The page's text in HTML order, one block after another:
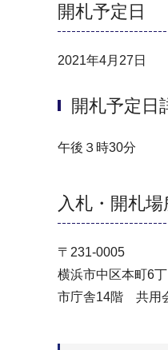
開札予定日
2021年4月27日
開札予定日
午後３時30分
入札・開札場
〒231-0005
横浜市中区本町6
市庁舎14階 共用